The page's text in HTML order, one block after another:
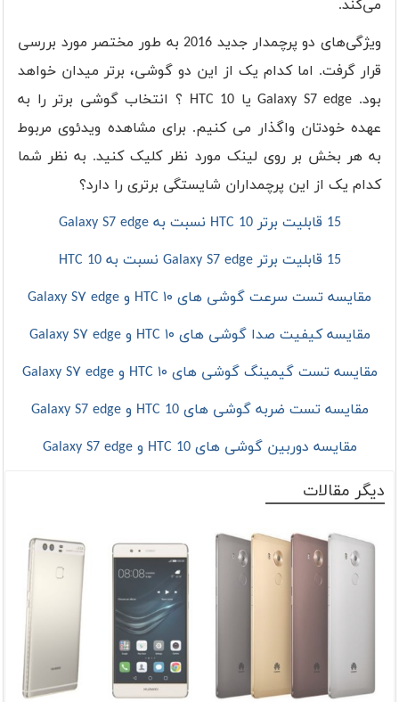
می‌کند.
ویژگی‌های دو پرچمدار جدید 2016 به طور مختصر مورد بررسی
قرار گرفت. اما کدام یک از این دو گوشی، برتر میدان خواهد
بود. Galaxy S7 edge یا HTC 10 ؟ انتخاب گوشی برتر را به
عهده خودتان واگذار می کنیم. برای مشاهده ویدئوی مربوط
به هر بخش بر روی لینک مورد نظر کلیک کنید. به نظر شما
کدام یک از این پرچمداران شایستگی برتری را دارد؟
15 قابلیت برتر HTC 10 نسبت به Galaxy S7 edge
15 قابلیت برتر Galaxy S7 edge نسبت به HTC 10
مقایسه تست سرعت گوشی های HTC ۱۰ و Galaxy S۷ edge
مقایسه کیفیت صدا گوشی های HTC ۱۰ و Galaxy S۷ edge
مقایسه تست گیمینگ گوشی های HTC ۱۰ و Galaxy S۷ edge
مقایسه تست ضربه گوشی های HTC 10 و Galaxy S7 edge
مقایسه دوربین گوشی های HTC 10 و Galaxy S7 edge
دیگر مقالات